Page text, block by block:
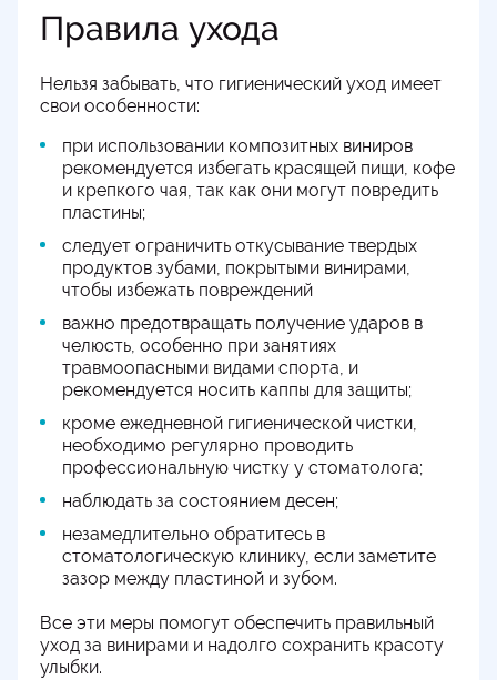
Правила ухода
Нельзя забывать, что гигиенический уход имеет
свои особенности:
при использовании композитных виниров
рекомендуется избегать красящей пищи, кофе
и крепкого чая, так как они могут повредить
пластины;
следует ограничить откусывание твердых
продуктов зубами, покрытыми винирами,
чтобы избежать повреждений
важно предотвращать получение ударов в
челюсть, особенно при занятиях
травмоопасными видами спорта, и
рекомендуется носить каппы для защиты;
кроме ежедневной гигиенической чистки,
необходимо регулярно проводить
профессиональную чистку у стоматолога;
наблюдать за состоянием десен;
незамедлительно обратитесь в
стоматологическую клинику, если заметите
зазор между пластиной и зубом.
Все эти меры помогут обеспечить правильный
уход за винирами и надолго сохранить красоту
улыбки.